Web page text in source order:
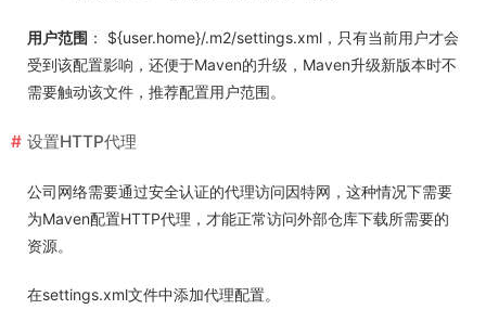
用户范围 ： ${user.home}/.m2/settings.xml，只有当前用户才会
受到该配置影响，还便于Maven的升级，Maven升级新版本时不
需要触动该文件，推荐配置用户范围。
设置HTTP代理
公司网络需要通过安全认证的代理访问因特网，这种情况下需要
为Maven配置HTTP代理，才能正常访问外部仓库下载所需要的
资源。
在settings.xml文件中添加代理配置。